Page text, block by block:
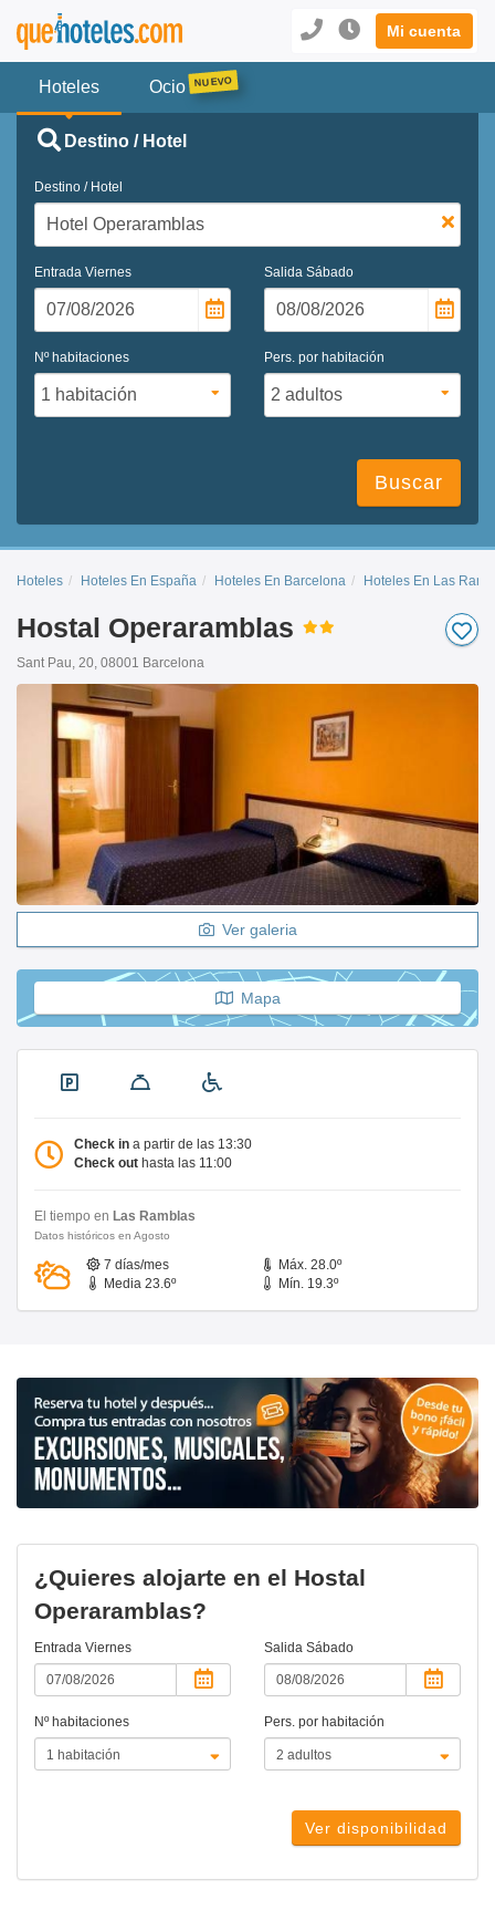
Mi cuenta
Hoteles Ocio
Destino / Hotel
Destino / Hotel
Entrada Viernes Salida Sábado
Nº habitaciones Pers. por habitación
Buscar
Hoteles Hoteles En España Hoteles En Barcelona Hoteles En Las
Hostal Operaramblas
Sant Pau, 20, 08001 Barcelona
Ver galeria
Mapa
Check in a partir de las 13:30
Check out hasta las 11:00
El tiempo en Las Ramblas
Datos históricos en Agosto
7 días/mes
Máx. 28.0º
Media 23.6º
Mín. 19.3º
¿Quieres alojarte en el Hostal
Operaramblas?
Entrada Viernes Salida Sábado
Nº habitaciones Pers. por habitación
Ver disponibilidad